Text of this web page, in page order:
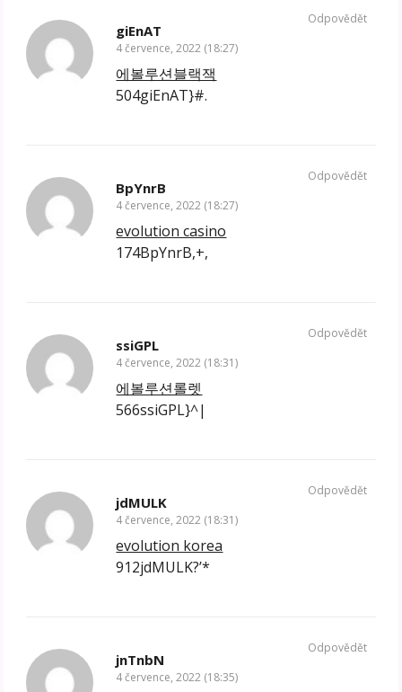
giEnAT
4 července, 2022 (18:27)
에볼루션블랙잭
504giEnAT}#.
Odpovědět
BpYnrB
4 července, 2022 (18:27)
evolution casino
174BpYnrB,+,
Odpovědět
ssiGPL
4 července, 2022 (18:31)
에볼루션롤렛
566ssiGPL}^|
Odpovědět
jdMULK
4 července, 2022 (18:31)
evolution korea
912jdMULK?’*
Odpovědět
jnTnbN
4 července, 2022 (18:35)
Odpovědět